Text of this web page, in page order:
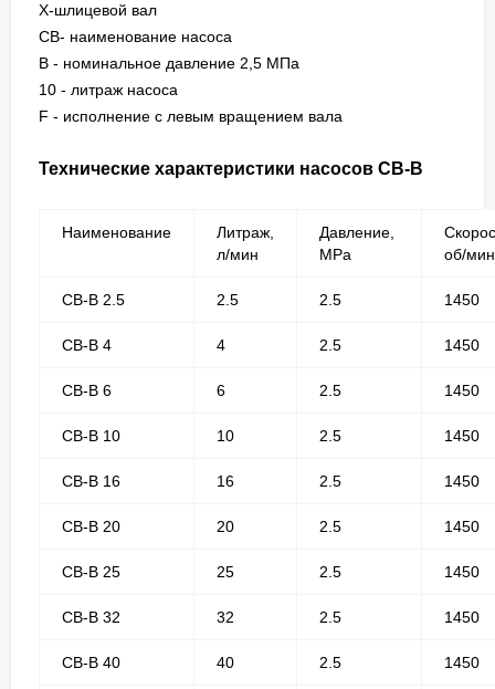
X-шлицевой вал
CB- наименование насоса
В - номинальное давление 2,5 МПа
10 - литраж насоса
F - исполнение с левым вращением вала
Технические характеристики насосов СВ-В
Наименование
Литраж,
л/мин
Давление,
МРа
об/мин
СВ-В 2.5 2.5 2.5 1450
СВ-В 4 4 2.5 1450
СВ-В 6 6 2.5 1450
СВ-В 10 10 2.5 1450
СВ-В 16 16 2.5 1450
СВ-В 20 20 2.5 1450
СВ-В 25 25 2.5 1450
СВ-В 32 32 2.5 1450
СВ-В 40 40 2.5 1450